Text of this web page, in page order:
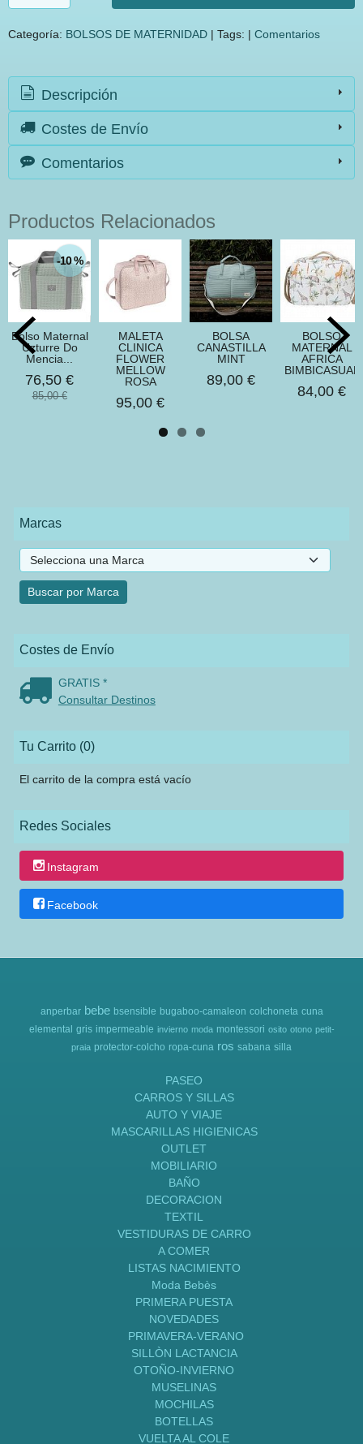
Marcas
Costes de Envío
GRATIS *
Consultar Destinos
Tu Carrito (0)
El carrito de la compra está vacío
Redes Sociales
Instagram
Facebook
Categoría: BOLSOS DE MATERNIDAD | Tags: | Comentarios
Descripción
Costes de Envío
Comentarios
Productos Relacionados
-10 %
Bolso Maternal
Uzturre Do
Mencia...
76,50 €
85,00 €
MALETA
CLINICA
FLOWER
MELLOW
ROSA
95,00 €
BOLSA
CANASTILLA
MINT
89,00 €
BOLSO
MATERNAL
AFRICA
BIMBICASUAL
84,00 €
anperbar bebe bsensible bugaboo-camaleon colchoneta cuna
elemental gris impermeable invierno moda montessori osito otono petit-
praia protector-colcho ropa-cuna ros sabana silla
PASEO
CARROS Y SILLAS
AUTO Y VIAJE
MASCARILLAS HIGIENICAS
OUTLET
MOBILIARIO
BAÑO
DECORACION
TEXTIL
VESTIDURAS DE CARRO
A COMER
LISTAS NACIMIENTO
Moda Bebès
PRIMERA PUESTA
NOVEDADES
PRIMAVERA-VERANO
SILLÒN LACTANCIA
OTOÑO-INVIERNO
MUSELINAS
MOCHILAS
BOTELLAS
VUELTA AL COLE